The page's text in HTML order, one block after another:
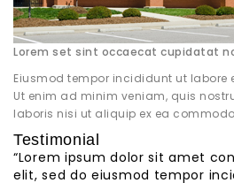
L
O
C
A
L
Z
Z
A
Lorem set sint occaecat cupidatat
Eiusmod tempor incididunt ut
Ut enim ad minim veniam, quis
laboris nisi ut aliquip ex ea
Testimonial
“Lorem ipsum dolor sit amet
elit, sed do eiusmod tempor